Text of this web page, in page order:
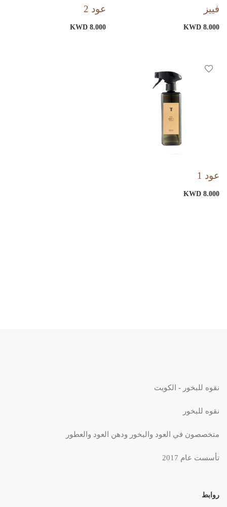
فييز
KWD 8.000
عود 2
KWD 8.000
عود 1
KWD 8.000
نقوه للبخور - الكويت
نقوه للبخور
متخصصون في العود والبخور ودهن العود والعطور
تأسست عام 2017
روابط